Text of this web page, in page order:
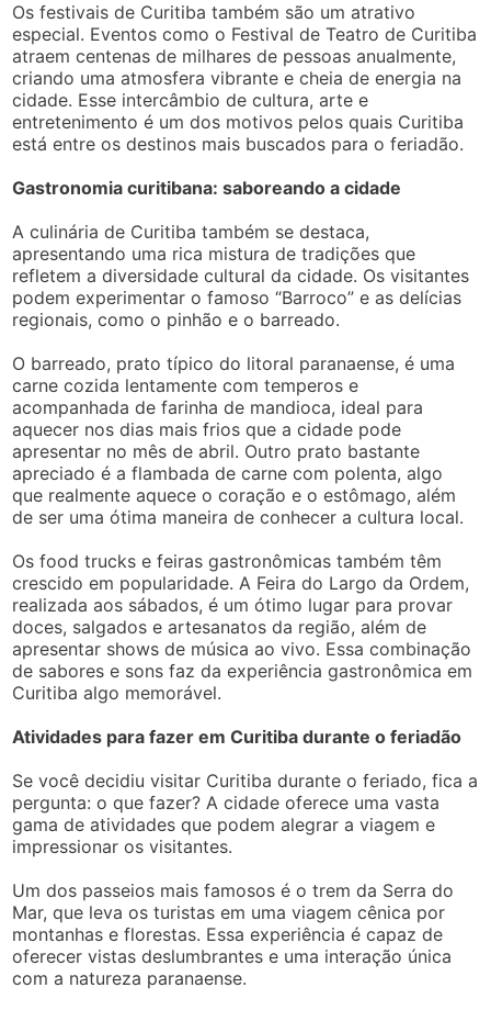
Os festivais de Curitiba também são um atrativo
especial. Eventos como o Festival de Teatro de Curitiba
atraem centenas de milhares de pessoas anualmente,
criando uma atmosfera vibrante e cheia de energia na
cidade. Esse intercâmbio de cultura, arte e
entretenimento é um dos motivos pelos quais Curitiba
está entre os destinos mais buscados para o feriadão.
Gastronomia curitibana: saboreando a cidade
A culinária de Curitiba também se destaca,
apresentando uma rica mistura de tradições que
refletem a diversidade cultural da cidade. Os visitantes
podem experimentar o famoso “Barroco” e as delícias
regionais, como o pinhão e o barreado.
O barreado, prato típico do litoral paranaense, é uma
carne cozida lentamente com temperos e
acompanhada de farinha de mandioca, ideal para
aquecer nos dias mais frios que a cidade pode
apresentar no mês de abril. Outro prato bastante
apreciado é a flambada de carne com polenta, algo
que realmente aquece o coração e o estômago, além
de ser uma ótima maneira de conhecer a cultura local.
Os food trucks e feiras gastronômicas também têm
crescido em popularidade. A Feira do Largo da Ordem,
realizada aos sábados, é um ótimo lugar para provar
doces, salgados e artesanatos da região, além de
apresentar shows de música ao vivo. Essa combinação
de sabores e sons faz da experiência gastronômica em
Curitiba algo memorável.
Atividades para fazer em Curitiba durante o feriadão
Se você decidiu visitar Curitiba durante o feriado, fica a
pergunta: o que fazer? A cidade oferece uma vasta
gama de atividades que podem alegrar a viagem e
impressionar os visitantes.
Um dos passeios mais famosos é o trem da Serra do
Mar, que leva os turistas em uma viagem cênica por
montanhas e florestas. Essa experiência é capaz de
oferecer vistas deslumbrantes e uma interação única
com a natureza paranaense.